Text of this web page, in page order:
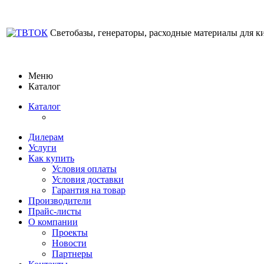
Светобазы, генераторы, расходные материалы для
Меню
Каталог
Каталог
Дилерам
Услуги
Как купить
Условия оплаты
Условия доставки
Гарантия на товар
Производители
Прайс-листы
О компании
Проекты
Новости
Партнеры